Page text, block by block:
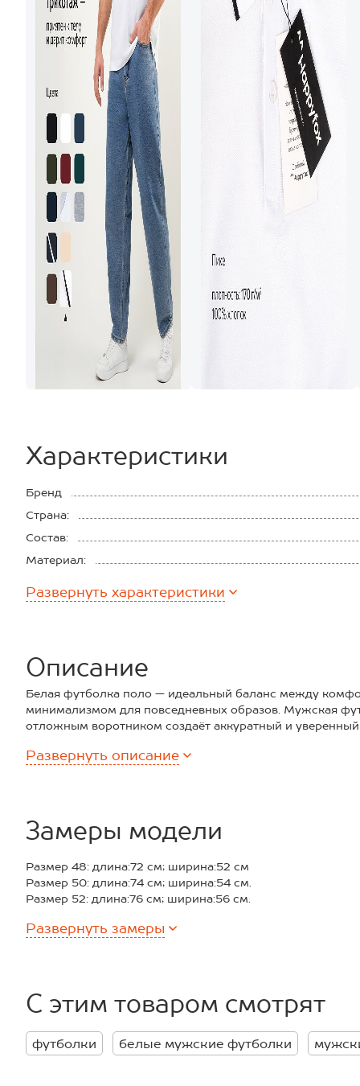
Характеристики
Бренд
Страна:
Состав:
Материал:
Развернуть характеристики
Описание
Белая футболка поло — идеальный баланс между
минимализмом для повседневных образов. Мужская
отложным воротником создаёт аккуратный и уверенный
— трикотажное поло выполнено из мягкого дышащего
акцент;
— удобная застёжка на пуговицы;
Хлопковая тенниска для мужчин — практичный выбор
Развернуть описание
Замеры модели
Размер 48: длина:72 см; ширина:52 см
Размер 50: длина:74 см; ширина:54 см.
Размер 52: длина:76 см; ширина:56 см.
Размер 56: длина:80 см; ширина:60 см.
Развернуть замеры
С этим товаром смотрят
футболки белые мужские футболки